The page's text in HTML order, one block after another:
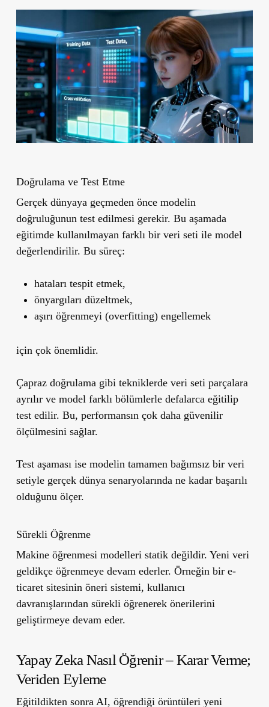
Doğrulama ve Test Etme
Gerçek dünyaya geçmeden önce modelin
doğruluğunun test edilmesi gerekir. Bu aşamada
eğitimde kullanılmayan farklı bir veri seti ile model
değerlendirilir. Bu süreç:
hataları tespit etmek,
önyargıları düzeltmek,
aşırı öğrenmeyi (overfitting) engellemek
için çok önemlidir.
Çapraz doğrulamagibi tekniklerde veri seti parçalara
ayrılır ve model farklı bölümlerle defalarca eğitilip
test edilir. Bu, performansın çok daha güvenilir
ölçülmesini sağlar.
Test aşaması ise modelin tamamen bağımsız bir veri
setiyle gerçek dünya senaryolarında ne kadar başarılı
olduğunu ölçer.
Sürekli Öğrenme
Makine öğrenmesi modelleri statik değildir. Yeni veri
geldikçe öğrenmeye devam ederler. Örneğin bir e-
ticaret sitesinin öneri sistemi, kullanıcı
davranışlarından sürekli öğrenerek önerilerini
geliştirmeye devam eder.
Yapay Zeka Nasıl Öğrenir – Karar Verme;
Veriden Eyleme
Eğitildikten sonra AI, öğrendiği örüntüleri yeni